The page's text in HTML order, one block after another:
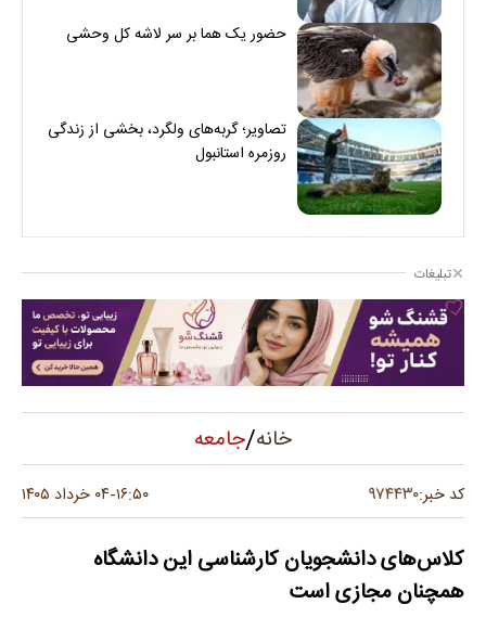
حضور یک هما بر سر لاشه‌ کل وحشی
تصاویر؛ گربه‌های ولگرد، بخشی از زندگی
روزمره استانبول
تبلیغات
خانه/جامعه
کد خبر:۹۷۴۴۳۰ ۱۶:۵۰-۰۴ خرداد ۱۴۰۵
کلاس‌های دانشجویان کارشناسی این دانشگاه
همچنان مجازی است